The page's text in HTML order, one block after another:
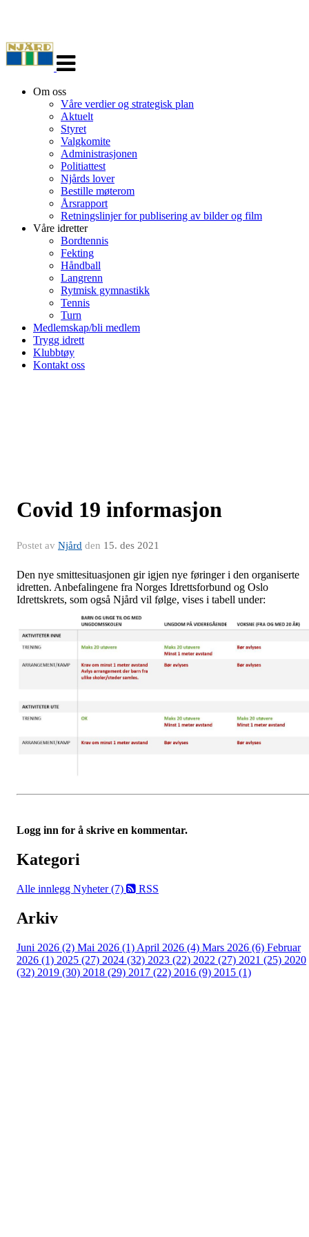
navigasjon
Om oss
Våre verdier og strategisk plan
Aktuelt
Styret
Valgkomite
Administrasjonen
Politiattest
Njårds lover
Bestille møterom
Årsrapport
Retningslinjer for publisering av bilder og film
Våre idretter
Bordtennis
Fekting
Håndball
Langrenn
Rytmisk gymnastikk
Tennis
Turn
Medlemskap/bli medlem
Trygg idrett
Klubbtøy
Kontakt oss
Covid 19 informasjon
Postet av Njård den 15. des 2021
Den nye smittesituasjonen gir igjen nye føringer i den organiserte
idretten. Anbefalingene fra Norges Idrettsforbund og Oslo
Idrettskrets, som også Njård vil følge, vises i tabell under:
Logg inn for å skrive en kommentar.
Kategori
Alle innlegg Nyheter (7) RSS
Arkiv
Juni 2026 (2) Mai 2026 (1) April 2026 (4) Mars 2026 (6) Februar
2026 (1) 2025 (27) 2024 (32) 2023 (22) 2022 (27) 2021 (25) 2020
(32) 2019 (30) 2018 (29) 2017 (22) 2016 (9) 2015 (1)